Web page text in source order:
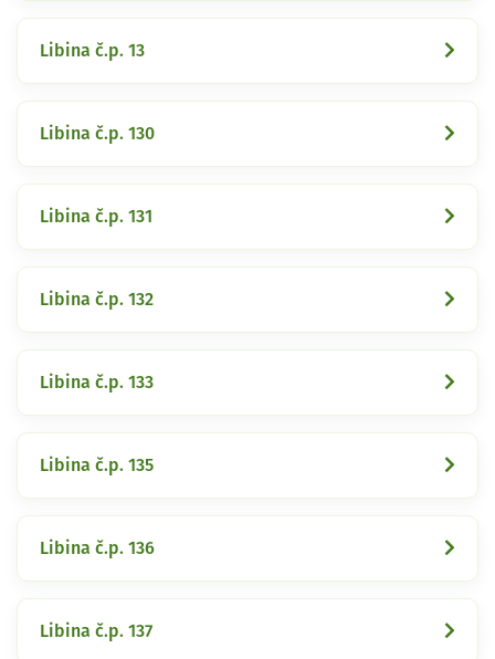
Libina č.p. 13
Libina č.p. 130
Libina č.p. 131
Libina č.p. 132
Libina č.p. 133
Libina č.p. 135
Libina č.p. 136
Libina č.p. 137